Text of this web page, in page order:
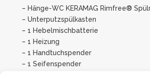
– Hänge-WC KERAMAG Rimfree®
– Unterputzspülkasten
– 1 Hebelmischbatterie
– 1 Heizung
– 1 Handtuchspender
– 1 Seifenspender